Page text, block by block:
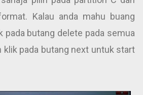
Kalau anda mahu buang
pada butang delete pada semua
klik pada butang next untuk start